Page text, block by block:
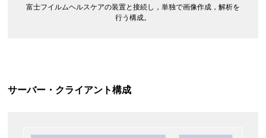
富士フイルムヘルスケアの装置と接続し，単独で画像作成，解析を
行う構成。
サーバー・クライアント構成